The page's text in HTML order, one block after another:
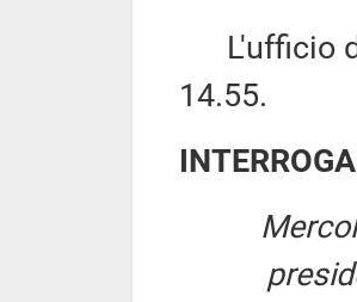
L'ufficio di
14.55.